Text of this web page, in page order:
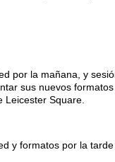
por la mañana, y
sus nuevos
Leicester Square.
y formatos por la